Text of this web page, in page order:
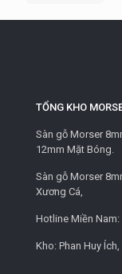
TỔNG KHO
Sàn gỗ Morser
12mm Mặt Bóng.
Sàn gỗ Morser
Xương Cá,
Hotline Miền Nam:
Kho: Phan Huy